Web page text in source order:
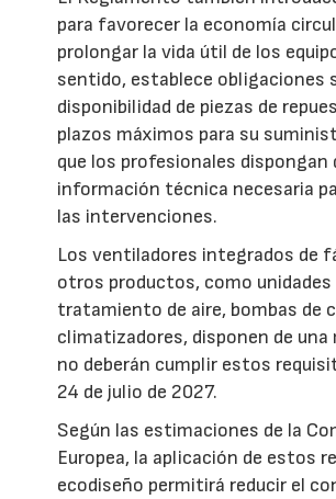
para favorecer la economía
prolongar la vida útil de los
sentido, establece obligaciones
disponibilidad de piezas de
plazos máximos para su
que los profesionales dispongan
información técnica necesaria
las intervenciones.
Los ventiladores integrados de
otros productos, como unidades
tratamiento de aire, bombas de
climatizadores, disponen de
no deberán cumplir estos
24 de julio de 2027.
Según las estimaciones de la
Europea, la aplicación de estos
ecodiseño permitirá reducir el